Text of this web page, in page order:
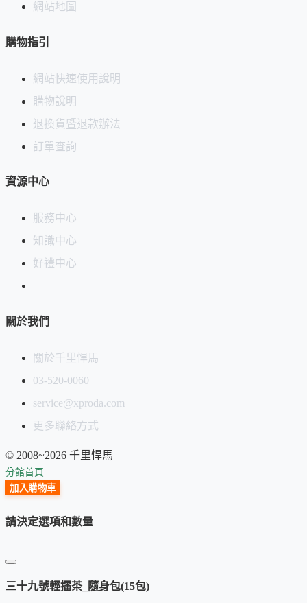
網站地圖
購物指引
網站快速使用說明
購物說明
退換貨暨退款辦法
訂單查詢
資源中心
服務中心
知識中心
好禮中心
關於我們
關於千里悍馬
03-520-0060
service@xproda.com
更多聯絡方式
© 2008~2026 千里悍馬
分館首頁
加入購物車
請決定選項和數量
三十九號輕擂茶_隨身包(15包)